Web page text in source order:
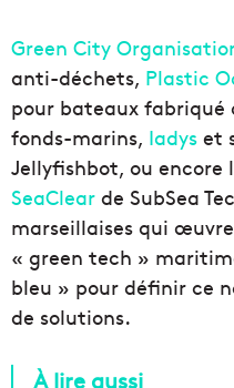
Green City
anti-déchets, Plastic
pour bateaux fabriqué
fonds-marins, Iadys et
Jellyfishbot, ou
SeaClear de SubSea
marseillaises qui
« green tech »
bleu » pour définir ce
de solutions.
À lire aussi